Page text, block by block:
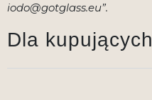
iodo@gotglass.eu”.
Dla kupujących